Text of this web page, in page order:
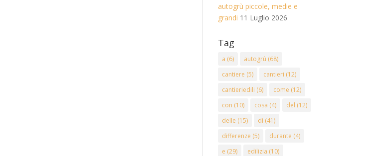
autogrù piccole, medie e
grandi 11 Luglio 2026
Tag
a (6) autogrù (68)
cantiere (5) cantieri (12)
cantieriedili (6) come (12)
con (10) cosa (4) del (12)
delle (15) di (41)
differenze (5) durante (4)
e (29) edilizia (10)